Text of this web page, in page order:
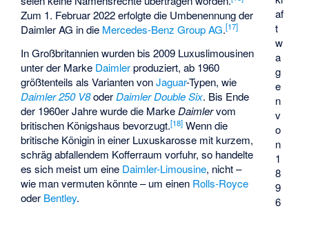
af
t
w
a
g
e
n
v
o
n
1
8
9
6
Zum 1. Februar 2022 erfolgte die Umbenennung der
Daimler AG in die Mercedes-Benz Group AG.[17]
In Großbritannien wurden bis 2009 Luxuslimousinen
unter der Marke Daimlerproduziert, ab 1960
größtenteils als Varianten vonJaguar-Typen, wie
Daimler 250 V8oderDaimler Double Six. Bis Ende
der 1960er Jahre wurde die MarkeDaimlervom
britischen Königshaus bevorzugt.[18] Wenn die
britische Königin in einer Luxuskarosse mit kurzem,
schräg abfallendem Kofferraum vorfuhr, so handelte
es sich meist um eine Daimler-Limousine, nicht –
wie man vermuten könnte – um einen Rolls-Royce
oder Bentley.